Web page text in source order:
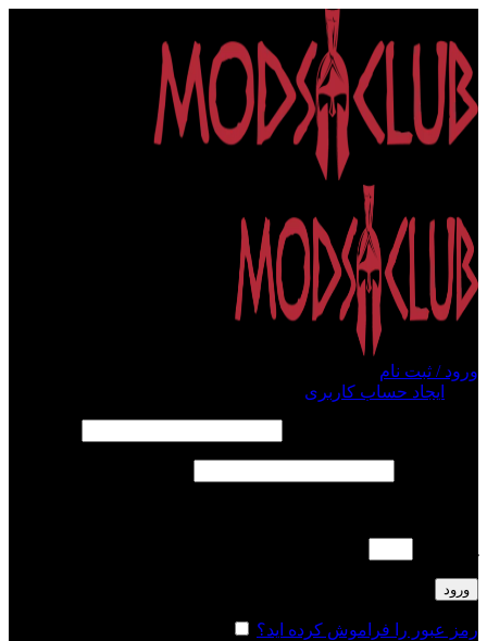
ورود / ثبت نام
ایجاد حساب کاربری
ورود
رمز عبور را فراموش کرده اید؟